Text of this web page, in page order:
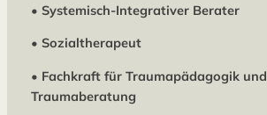
• Systemisch-Integrativer Berater
• Sozialtherapeut
• Fachkraft für Traumapädagogik und
Traumaberatung